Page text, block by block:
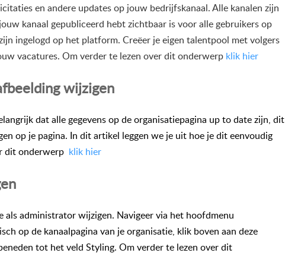
en andere updates op jouw bedrijfskanaal. Alle kanalen zijn
kanaal gepubliceerd hebt zichtbaar is voor alle gebruikers op
ingelogd op het platform. Creëer je eigen talentpool met volgers
vacatures. Om verderte lezen over dit onderwerp klik hier
wijzigen
dat alle gegevens op de organisatiepagina up to date zijn, dit
op je pagina. In dit artikel leggen we je uit hoe je dit eenvoudig
dit onderwerp klik hier
als administrator wijzigen. Navigeer via het hoofdmenu
op de kanaalpagina van je organisatie, klik boven aan deze
tot het veld Styling. Om verder te lezen over dit